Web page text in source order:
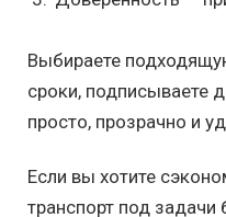
Выбираете
сроки, подписываете
просто, прозрачно и
Если вы хотите
транспорт под